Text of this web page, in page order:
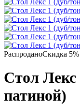
РаспроданоСкидка 5%
Стол Лекс
патиной)